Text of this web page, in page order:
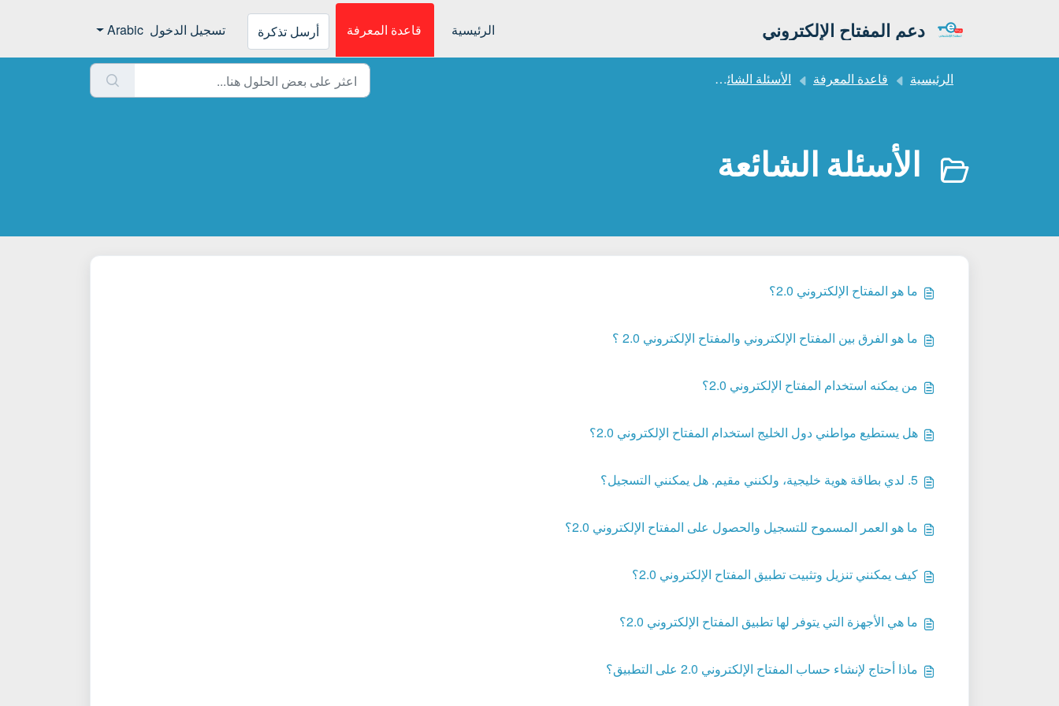
دعم المفتاح الإلكتروني الرئيسية قاعدة المعرفة أرسل تذكرة تسجيل الدخول Arabic
الرئيسية قاعدة المعرفة الأسئلة الشائعة للمفتاح الإلكتروني المطور 2.0
الأسئلة الشائعة
ما هو المفتاح الإلكتروني 2.0؟
ما هو الفرق بين المفتاح الإلكتروني والمفتاح الإلكتروني 2.0 ؟
من يمكنه استخدام المفتاح الإلكتروني 2.0؟
هل يستطيع مواطني دول الخليج استخدام المفتاح الإلكتروني 2.0؟
5. لدي بطاقة هوية خليجية، ولكنني مقيم. هل يمكنني التسجيل؟
ما هو العمر المسموح للتسجيل والحصول على المفتاح الإلكتروني 2.0؟
كيف يمكنني تنزيل وتثبيت تطبيق المفتاح الإلكتروني 2.0؟
ما هي الأجهزة التي يتوفر لها تطبيق المفتاح الإلكتروني 2.0؟
ماذا أحتاج لإنشاء حساب المفتاح الإلكتروني 2.0 على التطبيق؟